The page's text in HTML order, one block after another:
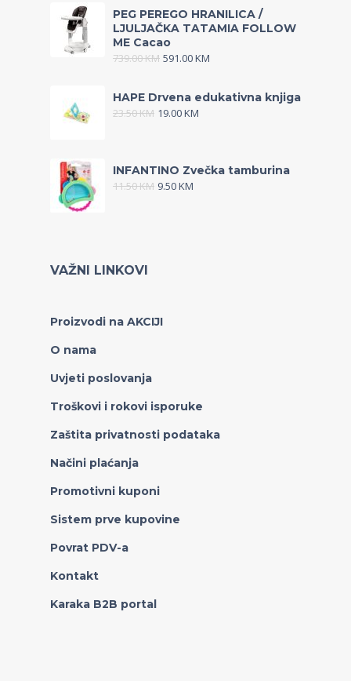
PEG PEREGO HRANILICA /
LJULJAČKA TATAMIA FOLLOW
ME Cacao
739.00KM 591.00KM
HAPE Drvena edukativna knjiga
23.50KM 19.00KM
INFANTINO Zvečka tamburina
11.50KM 9.50KM
VAŽNI LINKOVI
Proizvodi na AKCIJI
O nama
Uvjeti poslovanja
Troškovi i rokovi isporuke
Zaštita privatnosti podataka
Načini plaćanja
Promotivni kuponi
Sistem prve kupovine
Povrat PDV-a
Kontakt
Karaka B2B portal